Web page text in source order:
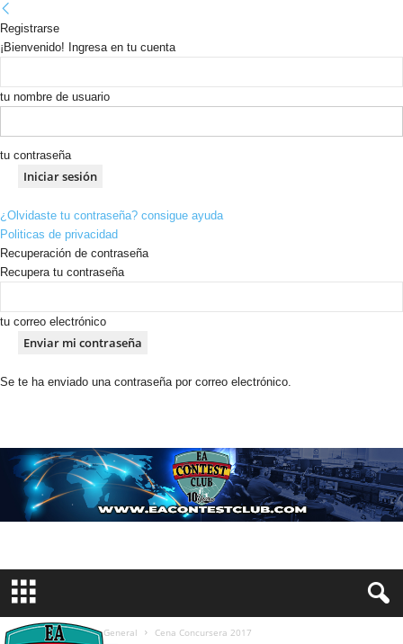
Registrarse
¡Bienvenido! Ingresa en tu cuenta
tu nombre de usuario
tu contraseña
¿Olvidaste tu contraseña? consigue ayuda
Politicas de privacidad
Recuperación de contraseña
Recupera tu contraseña
tu correo electrónico
Se te ha enviado una contraseña por correo electrónico.
Inicio Información General Cena Concursera 2017